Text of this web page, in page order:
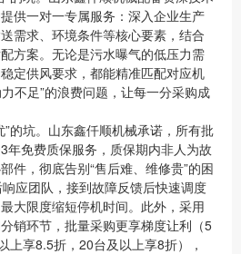
供一对一专属服务：深入企业生产
需求、环境条件等核心要素，结合
方案。无论是污水曝气的低压力需
定供风要求，都能精准匹配对应机
不足”的浪费问题，让每一分采购成
的坑。山东鑫仟顺机械承诺，所有批
年免费质保服务，质保期内非人为故
件，彻底告别“售后难、维修贵”的困
应团队，接到故障反馈后快速调度
大限度缩短停机时间。此外，采用
销环节，批量采购更享梯度让利（5
上享8.5折，20台及以上享8折），